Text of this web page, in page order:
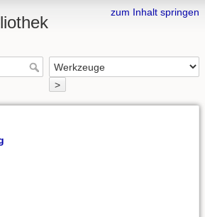
zum Inhalt springen
>